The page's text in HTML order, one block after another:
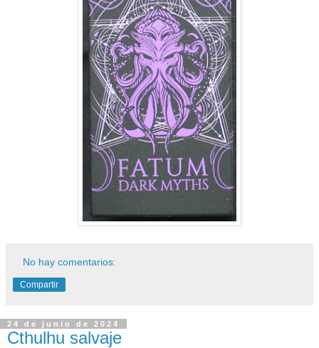
No hay comentarios:
Compartir
24 de junio de 2024
Cthulhu salvaje